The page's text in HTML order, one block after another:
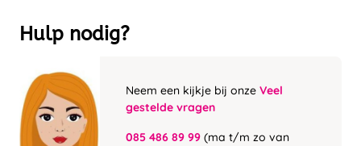
Hulp nodig?
Neem een kijkje bij onze Veel
gestelde vragen
085 486 89 99 (ma t/m zo van